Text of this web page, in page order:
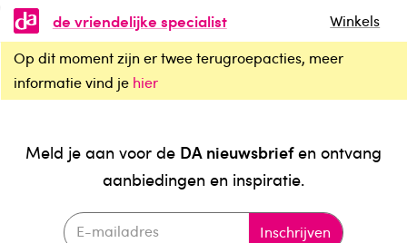
de vriendelijke specialist
Winkels
Op dit moment zijn er twee terugroepacties, meer
informatie vind je hier
Meld je aan voor de DA nieuwsbriefen ontvang
aanbiedingen en inspiratie.
Inschrijven